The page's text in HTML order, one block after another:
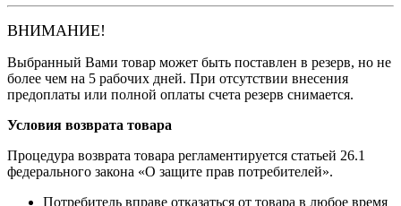
ВНИМАНИЕ!
Выбранный Вами товар может быть поставлен в резерв, но не
более чем на 5 рабочих дней. При отсутствии внесения
предоплаты или полной оплаты счета резерв снимается.
Условия возврата товара
Процедура возврата товара регламентируется статьей 26.1
федерального закона «О защите прав потребителей».
Потребитель вправе отказаться от товара в любое время